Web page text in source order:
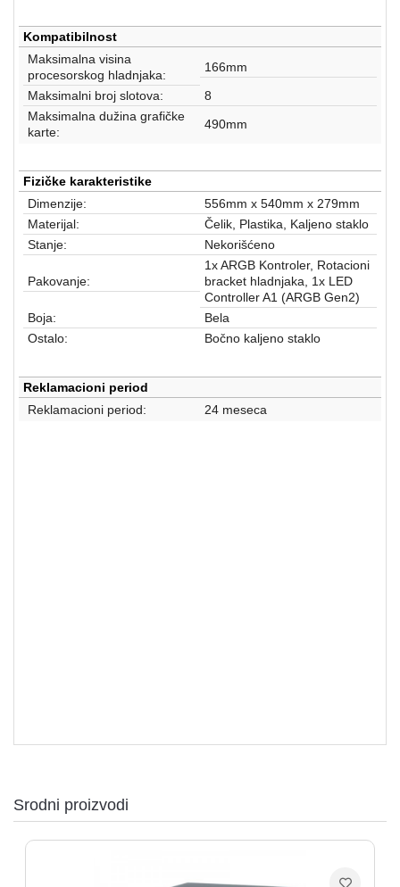
Kompatibilnost
Maksimalna visina
procesorskog hladnjaka:
166mm
Maksimalni broj slotova:
8
Maksimalna dužina grafičke
karte:
490mm
Fizičke karakteristike
Dimenzije:
556mm x 540mm x 279mm
Materijal:
Čelik, Plastika, Kaljeno staklo
Stanje:
Nekorišćeno
Pakovanje:
1x ARGB Kontroler, Rotacioni
bracket hladnjaka, 1x LED
Controller A1 (ARGB Gen2)
Boja:
Bela
Ostalo:
Bočno kaljeno staklo
Reklamacioni period
Reklamacioni period:
24 meseca
Srodni proizvodi